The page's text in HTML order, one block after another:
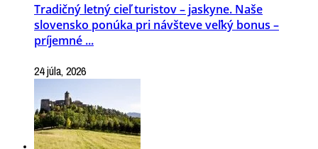
Tradičný letný cieľ turistov – jaskyne. Naše
slovensko ponúka pri návšteve veľký bonus –
príjemné ...
24 júla, 2026